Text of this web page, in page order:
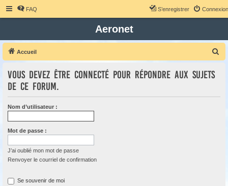
FAQ Connexion
S’enregistrer
Aeronet
Accueil
Vous devez être connecté pour répondre aux sujets
de ce forum.
Nom d’utilisateur :
Mot de passe :
J’ai oublié mon mot de passe
Renvoyer le courriel de confirmation
Se souvenir de moi